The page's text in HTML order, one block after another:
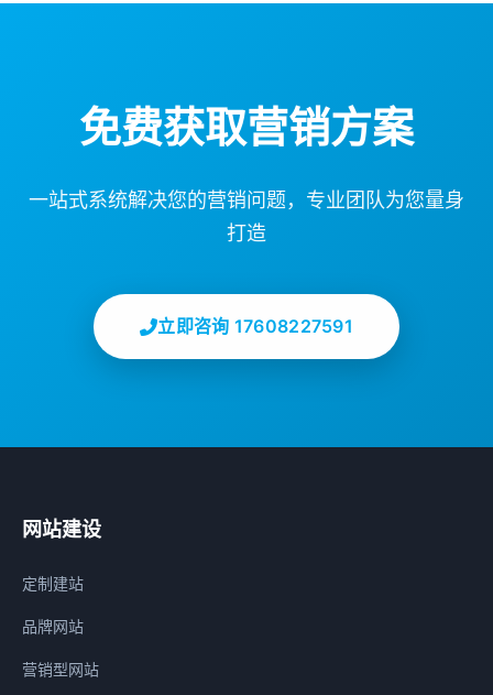
免费获取营销方案
一站式系统解决您的营销问题，专业团队为您量身
打造
立即咨询 17608227591
网站建设
定制建站
品牌网站
营销型网站